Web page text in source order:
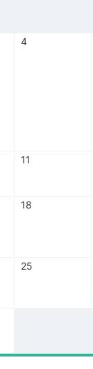
4
11
18
25